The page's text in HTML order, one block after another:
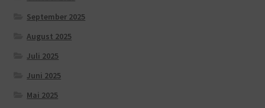
September 2025
August 2025
Juli 2025
Juni 2025
Mai 2025